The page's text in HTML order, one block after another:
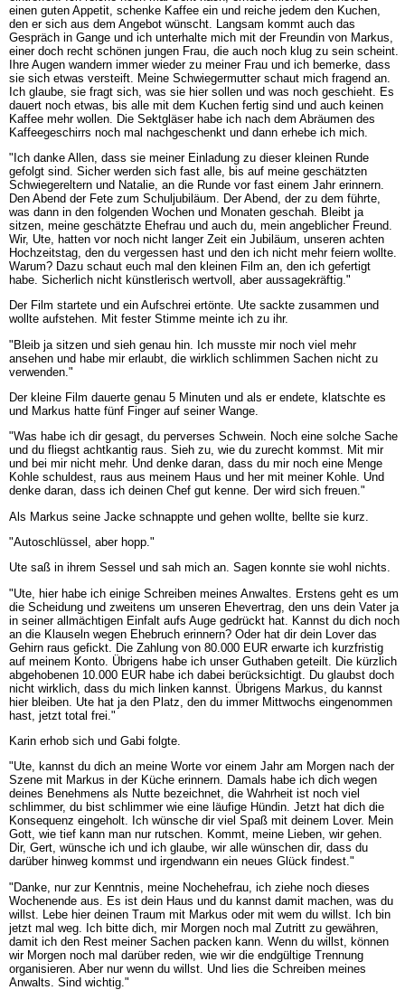
einen guten Appetit, schenke Kaffee ein und reiche jedem den Kuchen,
den er sich aus dem Angebot wünscht. Langsam kommt auch das
Gespräch in Gange und ich unterhalte mich mit der Freundin von Markus,
einer doch recht schönen jungen Frau, die auch noch klug zu sein scheint.
Ihre Augen wandern immer wieder zu meiner Frau und ich bemerke, dass
sie sich etwas versteift. Meine Schwiegermutter schaut mich fragend an.
Ich glaube, sie fragt sich, was sie hier sollen und was noch geschieht. Es
dauert noch etwas, bis alle mit dem Kuchen fertig sind und auch keinen
Kaffee mehr wollen. Die Sektgläser habe ich nach dem Abräumen des
Kaffeegeschirrs noch mal nachgeschenkt und dann erhebe ich mich.
"Ich danke Allen, dass sie meiner Einladung zu dieser kleinen Runde
gefolgt sind. Sicher werden sich fast alle, bis auf meine geschätzten
Schwiegereltern und Natalie, an die Runde vor fast einem Jahr erinnern.
Den Abend der Fete zum Schuljubiläum. Der Abend, der zu dem führte,
was dann in den folgenden Wochen und Monaten geschah. Bleibt ja
sitzen, meine geschätzte Ehefrau und auch du, mein angeblicher Freund.
Wir, Ute, hatten vor noch nicht langer Zeit ein Jubiläum, unseren achten
Hochzeitstag, den du vergessen hast und den ich nicht mehr feiern wollte.
Warum? Dazu schaut euch mal den kleinen Film an, den ich gefertigt
habe. Sicherlich nicht künstlerisch wertvoll, aber aussagekräftig."
Der Film startete und ein Aufschrei ertönte. Ute sackte zusammen und
wollte aufstehen. Mit fester Stimme meinte ich zu ihr.
"Bleib ja sitzen und sieh genau hin. Ich musste mir noch viel mehr
ansehen und habe mir erlaubt, die wirklich schlimmen Sachen nicht zu
verwenden."
Der kleine Film dauerte genau 5 Minuten und als er endete, klatschte es
und Markus hatte fünf Finger auf seiner Wange.
"Was habe ich dir gesagt, du perverses Schwein. Noch eine solche Sache
und du fliegst achtkantig raus. Sieh zu, wie du zurecht kommst. Mit mir
und bei mir nicht mehr. Und denke daran, dass du mir noch eine Menge
Kohle schuldest, raus aus meinem Haus und her mit meiner Kohle. Und
denke daran, dass ich deinen Chef gut kenne. Der wird sich freuen."
Als Markus seine Jacke schnappte und gehen wollte, bellte sie kurz.
"Autoschlüssel, aber hopp."
Ute saß in ihrem Sessel und sah mich an. Sagen konnte sie wohl nichts.
"Ute, hier habe ich einige Schreiben meines Anwaltes. Erstens geht es um
die Scheidung und zweitens um unseren Ehevertrag, den uns dein Vater ja
in seiner allmächtigen Einfalt aufs Auge gedrückt hat. Kannst du dich noch
an die Klauseln wegen Ehebruch erinnern? Oder hat dir dein Lover das
Gehirn raus gefickt. Die Zahlung von 80.000 EUR erwarte ich kurzfristig
auf meinem Konto. Übrigens habe ich unser Guthaben geteilt. Die kürzlich
abgehobenen 10.000 EUR habe ich dabei berücksichtigt. Du glaubst doch
nicht wirklich, dass du mich linken kannst. Übrigens Markus, du kannst
hier bleiben. Ute hat ja den Platz, den du immer Mittwochs eingenommen
hast, jetzt total frei."
Karin erhob sich und Gabi folgte.
"Ute, kannst du dich an meine Worte vor einem Jahr am Morgen nach der
Szene mit Markus in der Küche erinnern. Damals habe ich dich wegen
deines Benehmens als Nutte bezeichnet, die Wahrheit ist noch viel
schlimmer, du bist schlimmer wie eine läufige Hündin. Jetzt hat dich die
Konsequenz eingeholt. Ich wünsche dir viel Spaß mit deinem Lover. Mein
Gott, wie tief kann man nur rutschen. Kommt, meine Lieben, wir gehen.
Dir, Gert, wünsche ich und ich glaube, wir alle wünschen dir, dass du
darüber hinweg kommst und irgendwann ein neues Glück findest."
"Danke, nur zur Kenntnis, meine Nochehefrau, ich ziehe noch dieses
Wochenende aus. Es ist dein Haus und du kannst damit machen, was du
willst. Lebe hier deinen Traum mit Markus oder mit wem du willst. Ich bin
jetzt mal weg. Ich bitte dich, mir Morgen noch mal Zutritt zu gewähren,
damit ich den Rest meiner Sachen packen kann. Wenn du willst, können
wir Morgen noch mal darüber reden, wie wir die endgültige Trennung
organisieren. Aber nur wenn du willst. Und lies die Schreiben meines
Anwalts. Sind wichtig."